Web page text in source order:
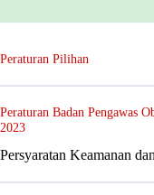
Peraturan Pilihan
Peraturan Badan Pengawas
2023
Persyaratan Keamanan